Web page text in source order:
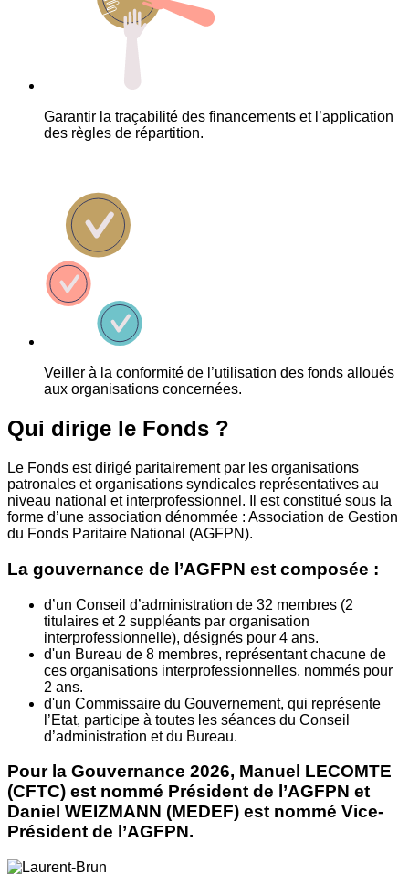
Garantir la traçabilité des financements et l’application
des règles de répartition.
Veiller à la conformité de l’utilisation des fonds alloués
aux organisations concernées.
Qui dirige le Fonds ?
Le Fonds est dirigé paritairement par les organisations
patronales et organisations syndicales représentatives au
niveau national et interprofessionnel. Il est constitué sous la
forme d’une association dénommée : Association de Gestion
du Fonds Paritaire National (AGFPN).
La gouvernance de l’AGFPN est composée :
d’un Conseil d’administration de 32 membres (2
titulaires et 2 suppléants par organisation
interprofessionnelle), désignés pour 4 ans.
d'un Bureau de 8 membres, représentant chacune de
ces organisations interprofessionnelles, nommés pour
2 ans.
d'un Commissaire du Gouvernement, qui représente
l’Etat, participe à toutes les séances du Conseil
d’administration et du Bureau.
Pour la Gouvernance 2026, Manuel LECOMTE
(CFTC) est nommé Président de l’AGFPN et
Daniel WEIZMANN (MEDEF) est nommé Vice-
Président de l’AGFPN.